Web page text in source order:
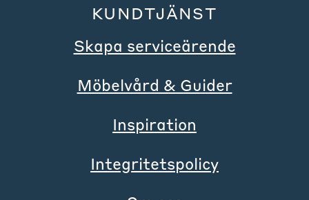
KUNDTJÄNST
Skapa serviceärende
Möbelvård & Guider
Inspiration
Integritetspolicy